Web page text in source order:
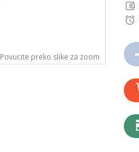
Povucite preko slike za zoom